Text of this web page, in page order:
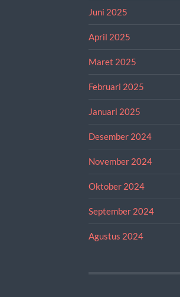
Juni 2025
April 2025
Maret 2025
Februari 2025
Januari 2025
Desember 2024
November 2024
Oktober 2024
September 2024
Agustus 2024